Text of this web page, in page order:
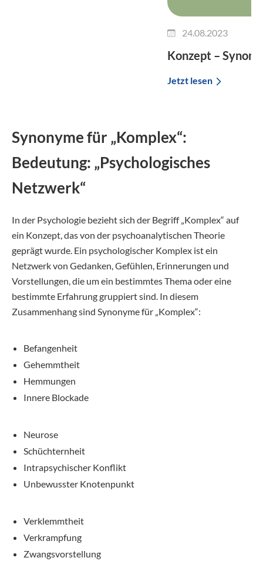
24.08.2023
Konzept –
Jetzt lesen
Synonyme für „Komplex“:
Bedeutung: „Psychologisches
Netzwerk“
In der Psychologie bezieht sich der Begriff „Komplex“ auf
ein Konzept, das von der psychoanalytischen Theorie
geprägt wurde. Ein psychologischer Komplex ist ein
Netzwerk von Gedanken, Gefühlen, Erinnerungen und
Vorstellungen, die um ein bestimmtes Thema oder eine
bestimmte Erfahrung gruppiert sind. In diesem
Zusammenhang sind Synonyme für „Komplex“:
Befangenheit
Gehemmtheit
Hemmungen
Innere Blockade
Neurose
Schüchternheit
Intrapsychischer Konflikt
Unbewusster Knotenpunkt
Verklemmtheit
Verkrampfung
Zwangsvorstellung